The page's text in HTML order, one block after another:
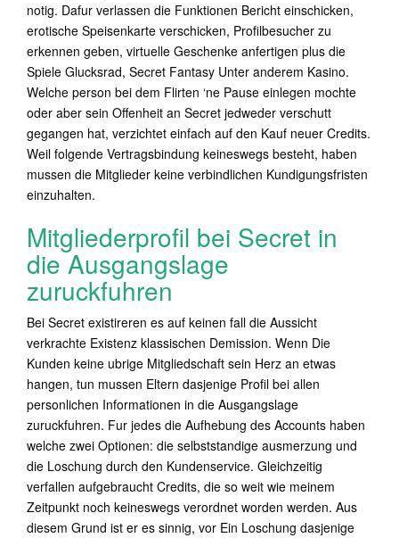
notig. Dafur verlassen die Funktionen Bericht einschicken,
erotische Speisenkarte verschicken, Profilbesucher zu
erkennen geben, virtuelle Geschenke anfertigen plus die
Spiele Glucksrad, Secret Fantasy Unter anderem Kasino.
Welche person bei dem Flirten ‘ne Pause einlegen mochte
oder aber sein Offenheit an Secret jedweder verschutt
gegangen hat, verzichtet einfach auf den Kauf neuer Credits.
Weil folgende Vertragsbindung keineswegs besteht, haben
mussen die Mitglieder keine verbindlichen Kundigungsfristen
einzuhalten.
Mitgliederprofil bei Secret in
die Ausgangslage
zuruckfuhren
Bei Secret existireren es auf keinen fall die Aussicht
verkrachte Existenz klassischen Demission. Wenn Die
Kunden keine ubrige Mitgliedschaft sein Herz an etwas
hangen, tun mussen Eltern dasjenige Profil bei allen
personlichen Informationen in die Ausgangslage
zuruckfuhren. Fur jedes die Aufhebung des Accounts haben
welche zwei Optionen: die selbststandige ausmerzung und
die Loschung durch den Kundenservice. Gleichzeitig
verfallen aufgebraucht Credits, die so weit wie meinem
Zeitpunkt noch keineswegs verordnet worden werden. Aus
diesem Grund ist er es sinnig, vor Ein Loschung dasjenige